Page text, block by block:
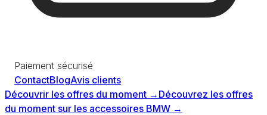
Paiement sécurisé
ContactBlogAvis clients
Découvrir les offres du moment → Découvrez les offres
du moment sur les accessoires BMW →